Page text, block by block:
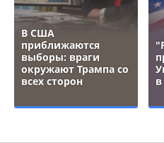
В США
приближаются
выборы: враги
окружают Трампа со
всех сторон